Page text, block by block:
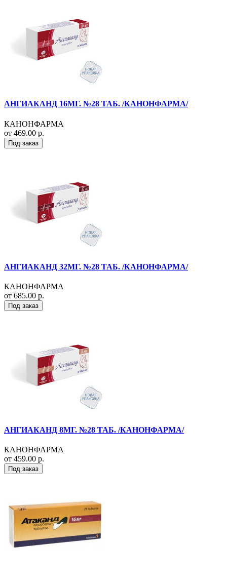
АНГИАКАНД 16МГ. №28 ТАБ. /КАНОНФАРМА/
КАНОНФАРМА
от 469.00 р.
Под заказ
АНГИАКАНД 32МГ. №28 ТАБ. /КАНОНФАРМА/
КАНОНФАРМА
от 685.00 р.
Под заказ
АНГИАКАНД 8МГ. №28 ТАБ. /КАНОНФАРМА/
КАНОНФАРМА
от 459.00 р.
Под заказ